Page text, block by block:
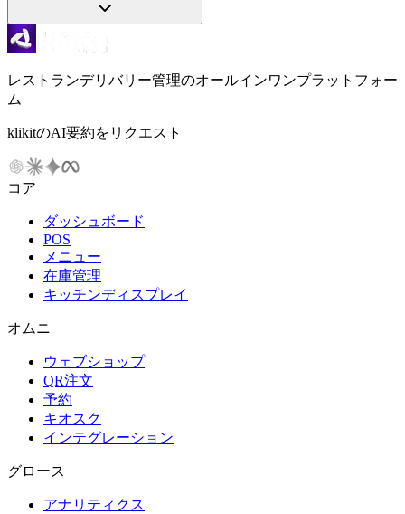
レストランデリバリー管理のオールインワンプラットフォー
ム
klikitのAI要約をリクエスト
コア
ダッシュボード
POS
メニュー
在庫管理
キッチンディスプレイ
オムニ
ウェブショップ
QR注文
予約
キオスク
インテグレーション
グロース
アナリティクス